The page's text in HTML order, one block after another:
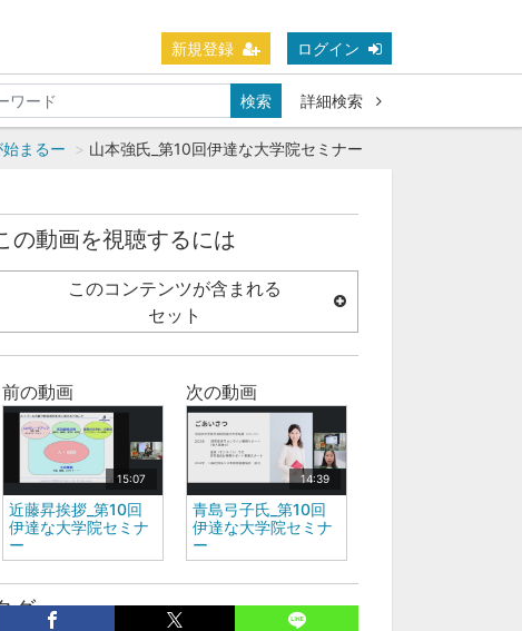
新規登録 ログイン
検索 詳細検索
まるー 山本強氏_第10回伊達な大学院セミナー
の動画を視聴するには
このコンテンツが含まれる
セット
前の動画
15:07
近藤昇挨拶_第10回
伊達な大学院セミナ
ー
次の動画
14:39
青島弓子氏_第10回
伊達な大学院セミナ
ー
グ